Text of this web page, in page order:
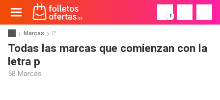
!
Marcas P
Todas las marcas que comienzan con la
letra p
58 Marcas